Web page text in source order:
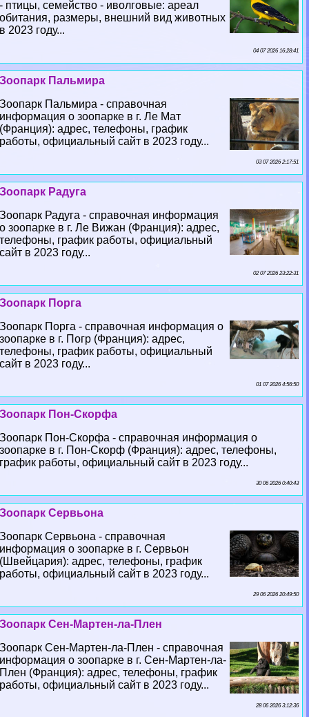
- птицы, семейство - иволговые: ареал
обитания, размеры, внешний вид животных
в 2023 году...
04 07 2026 16:28:41
Зоопарк Пальмира
Зоопарк Пальмира - справочная
информация о зоопарке в г. Ле Мат
(Франция): адрес, телефоны, график
работы, официальный сайт в 2023 году...
03 07 2026 2:17:51
Зоопарк Радуга
Зоопарк Радуга - справочная информация
о зоопарке в г. Ле Вижан (Франция): адрес,
телефоны, график работы, официальный
сайт в 2023 году...
02 07 2026 23:22:31
Зоопарк Порга
Зоопарк Порга - справочная информация о
зоопарке в г. Погр (Франция): адрес,
телефоны, график работы, официальный
сайт в 2023 году...
01 07 2026 4:56:50
Зоопарк Пон-Скорфа
Зоопарк Пон-Скорфа - справочная информация о
зоопарке в г. Пон-Скорф (Франция): адрес, телефоны,
график работы, официальный сайт в 2023 году...
30 06 2026 0:40:43
Зоопарк Сервьона
Зоопарк Сервьона - справочная
информация о зоопарке в г. Сервьон
(Швейцария): адрес, телефоны, график
работы, официальный сайт в 2023 году...
29 06 2026 20:49:50
Зоопарк Сен-Мартен-ла-Плен
Зоопарк Сен-Мартен-ла-Плен - справочная
информация о зоопарке в г. Сен-Мартен-ла-
Плен (Франция): адрес, телефоны, график
работы, официальный сайт в 2023 году...
28 06 2026 3:12:36